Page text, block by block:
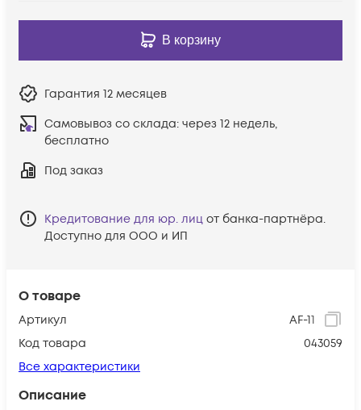
О товаре
Артикул
AF-11
Код товара
043059
Все характеристики
Описание
В корзину
Гарантия 12 месяцев
Самовывоз со склада: через 12 недель,
бесплатно
Под заказ
Кредитование для юр. лиц от банка-партнёра.
Доступно для ООО и ИП